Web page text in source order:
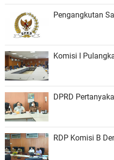
Pengangkutan
Komisi I
DPRD
RDP Komisi B